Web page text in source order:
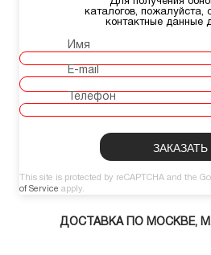
каталогов, пожалуйста,
контактные данные
Имя
E-mail
Телефон
This site is protected by reCAPTCHA and the
of Service apply.
ДОСТАВКА ПО МОСКВЕ,